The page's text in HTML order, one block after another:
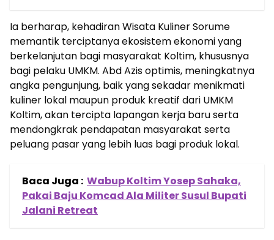
Ia berharap, kehadiran Wisata Kuliner Sorume
memantik terciptanya ekosistem ekonomi yang
berkelanjutan bagi masyarakat Koltim, khususnya
bagi pelaku UMKM. Abd Azis optimis, meningkatnya
angka pengunjung, baik yang sekadar menikmati
kuliner lokal maupun produk kreatif dari UMKM
Koltim, akan tercipta lapangan kerja baru serta
mendongkrak pendapatan masyarakat serta
peluang pasar yang lebih luas bagi produk lokal.
Baca Juga : Wabup Koltim Yosep Sahaka,
Pakai Baju Komcad Ala Militer Susul Bupati
Jalani Retreat